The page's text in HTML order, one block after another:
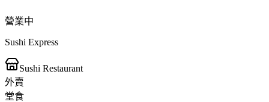
營業中
Sushi Express
Sushi Restaurant
外賣
堂食